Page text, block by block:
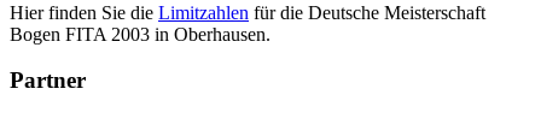
Hier finden Sie die Limitzahlen für die Deutsche Meisterschaft
Bogen FITA 2003 in Oberhausen.
Partner